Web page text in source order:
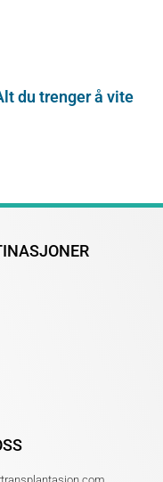
du trenger å vite